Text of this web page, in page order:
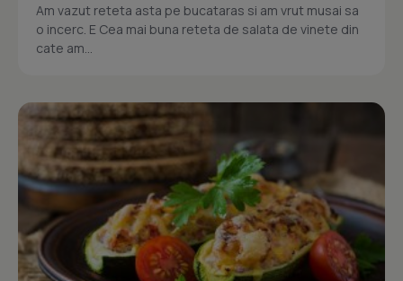
Am vazut reteta asta pe bucataras si am vrut musai sa
o incerc. E Cea mai buna reteta de salata de vinete din
cate am...